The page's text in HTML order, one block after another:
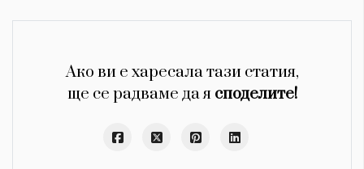
Ако ви е харесала тази статия,
ще се радваме да я споделите!